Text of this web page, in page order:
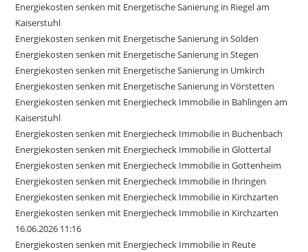
Energiekosten senken mit Energetische Sanierung in Riegel am
Kaiserstuhl
Energiekosten senken mit Energetische Sanierung in Sölden
Energiekosten senken mit Energetische Sanierung in Stegen
Energiekosten senken mit Energetische Sanierung in Umkirch
Energiekosten senken mit Energetische Sanierung in Vörstetten
Energiekosten senken mit Energiecheck Immobilie in Bahlingen am
Kaiserstuhl
Energiekosten senken mit Energiecheck Immobilie in Buchenbach
Energiekosten senken mit Energiecheck Immobilie in Glottertal
Energiekosten senken mit Energiecheck Immobilie in Gottenheim
Energiekosten senken mit Energiecheck Immobilie in Ihringen
Energiekosten senken mit Energiecheck Immobilie in Kirchzarten
Energiekosten senken mit Energiecheck Immobilie in Kirchzarten
16.06.2026 11:16
Energiekosten senken mit Energiecheck Immobilie in Reute